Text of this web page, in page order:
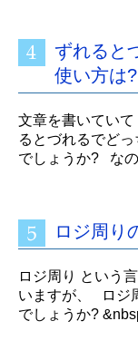
ずれると
使い方は?
文章を書いてい
るとづれるでど
でしょうか? な
ロジ周り
ロジ周り という
いますが、 ロジ
でしょうか?